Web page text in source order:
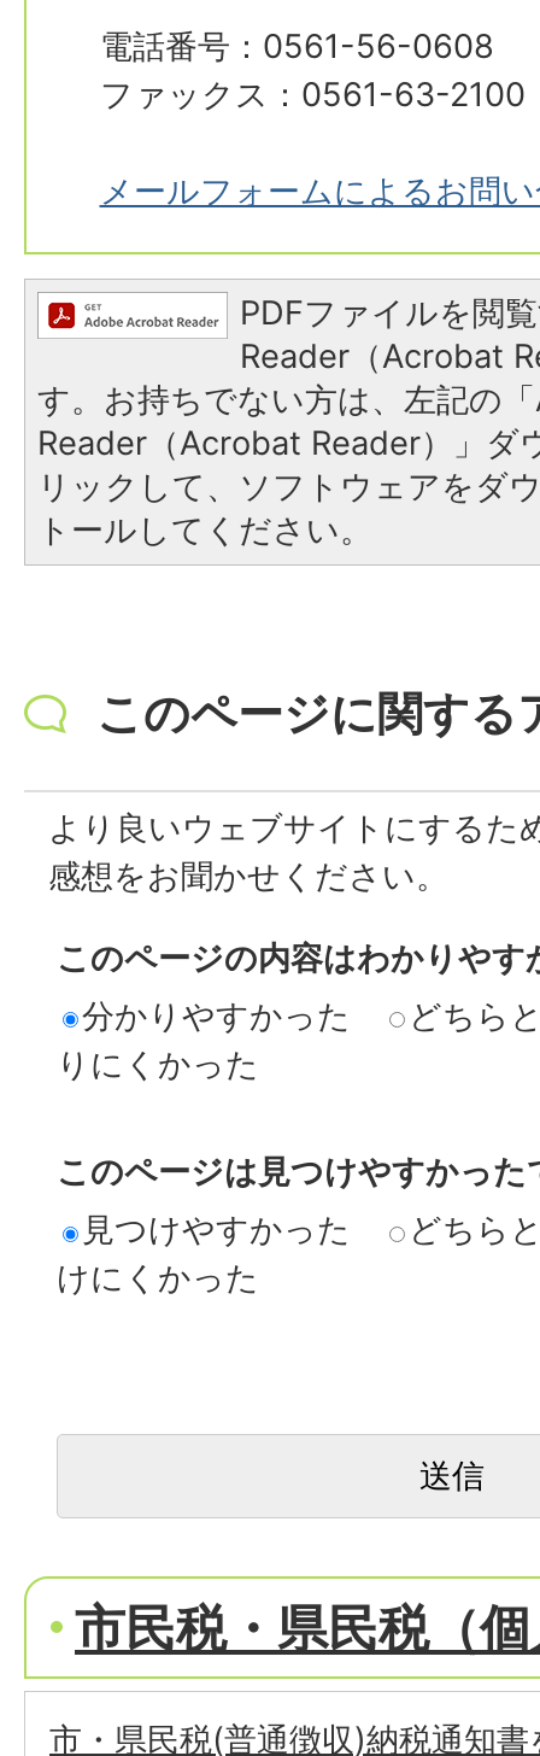
電話番号：0561-56-0608
ファックス：0561-63-2100
メールフォームによるお問
PDFファイルを閲
Reader（Acrobat
す。お持ちでない方は、左記の
Reader（Acrobat Reader）」ダ
リックして、ソフトウェアをダ
トールしてください。
このページに関する
より良いウェブサイトにするた
感想をお聞かせください。
このページの内容はわかりやす
分かりやすかった
どちら
りにくかった
このページは見つけやすかった
見つけやすかった
どちら
けにくかった
市民税・県民税（
市・県民税(普通徴収)納税通知